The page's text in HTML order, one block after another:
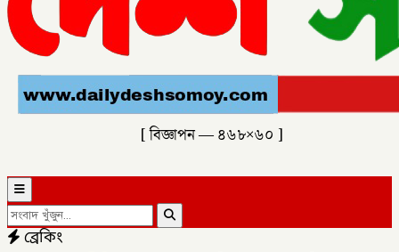
[ বিজ্ঞাপন — ৪৬৮×৬০ ]
ব্রেকিং